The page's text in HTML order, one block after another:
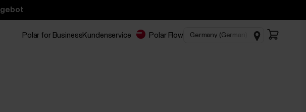
Polar for BusinessKundenservice Polar Flow